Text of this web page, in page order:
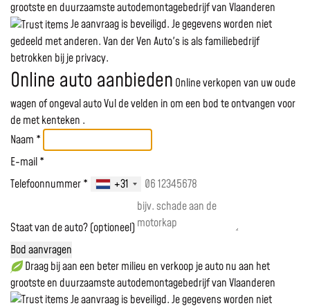
grootste en duurzaamste autodemontagebedrijf van Vlaanderen
Je aanvraag is beveiligd. Je gegevens worden niet
gedeeld met anderen. Van der Ven Auto's is als familiebedrijf
betrokken bij je privacy.
Online auto aanbieden Online verkopen van uw oude
wagen of ongeval autoVul de velden in om een bod te ontvangen voor
demet kenteken .
Naam *
E-mail *
Telefoonnummer *
+31
Staat van de auto? (optioneel)
Bod aanvragen
Draag bij aan een beter milieu en verkoop je auto nu aan het
grootste en duurzaamste autodemontagebedrijf van Vlaanderen
Je aanvraag is beveiligd. Je gegevens worden niet